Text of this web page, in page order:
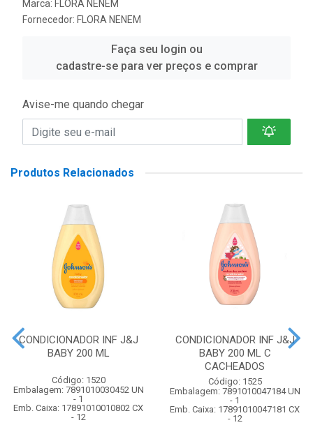
Marca: FLORA NENEM
Fornecedor: FLORA NENEM
Faça seu login ou
cadastre-se para ver preços e comprar
Avise-me quando chegar
Produtos Relacionados
CONDICIONADOR INF J&J
BABY 200 ML
Código: 1520
Embalagem: 7891010030452 UN
- 1
Emb. Caixa: 17891010010802 CX
- 12
CONDICIONADOR INF J&J
BABY 200 ML C
CACHEADOS
Código: 1525
Embalagem: 7891010047184 UN
- 1
Emb. Caixa: 17891010047181 CX
- 12